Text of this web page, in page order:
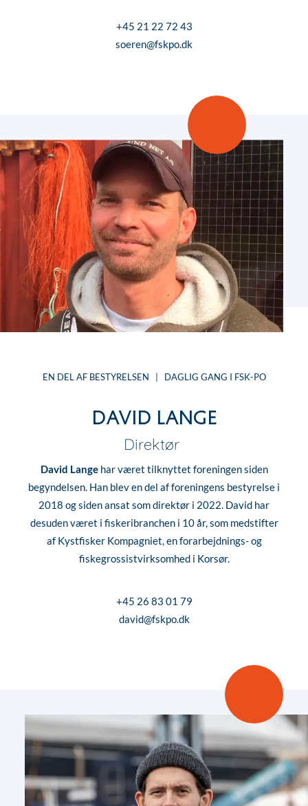
+45 21 22 72 43
soeren@fskpo.dk
EN DEL AF BESTYRELSEN | DAGLIG GANG I FSK-PO
David Lange
Direktør
David Langehar været tilknyttet foreningen siden
begyndelsen. Han blev en del af foreningens bestyrelse i
2018 og siden ansat som direktør i 2022. David har
desuden været i fiskeribranchen i 10 år, som medstifter
af Kystfisker Kompagniet, en forarbejdnings- og
fiskegrossistvirksomhed i Korsør.
+45 26 83 01 79
david@fskpo.dk